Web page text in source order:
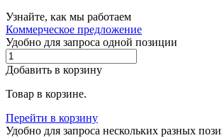
Узнайте, как мы работаем
Коммерческое предложение
Удобно для запроса одной позиции
Добавить в корзину
Товар в корзине.
Перейти в корзину
Удобно для запроса нескольких разных